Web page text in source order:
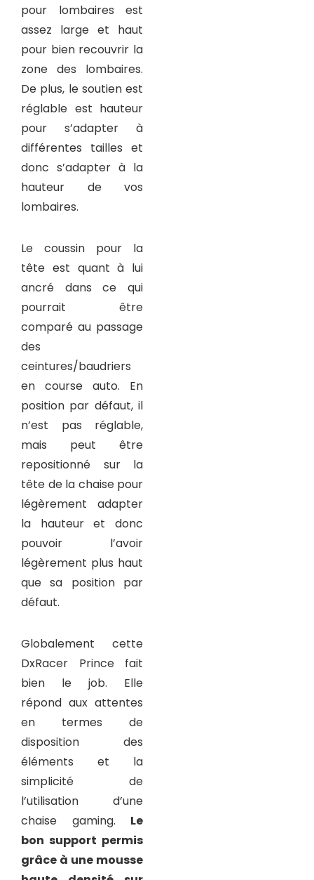
pour lombaires est
assez large et haut
pour bien recouvrir la
zone des lombaires.
De plus, le soutien est
réglable est hauteur
pour s’adapter à
différentes tailles et
donc s’adapter à la
hauteur de vos
lombaires.
Le coussin pour la
tête est quant à lui
ancré dans ce qui
pourrait être
comparé au passage
des
ceintures/baudriers
en course auto. En
position par défaut, il
n’est pas réglable,
mais peut être
repositionné sur la
tête de la chaise pour
légèrement adapter
la hauteur et donc
pouvoir l’avoir
légèrement plus haut
que sa position par
défaut.
Globalement cette
DxRacer Prince fait
bien le job. Elle
répond aux attentes
en termes de
disposition des
éléments et la
simplicité de
l’utilisation d’une
chaise gaming. Le
bon support permis
grâce à une mousse